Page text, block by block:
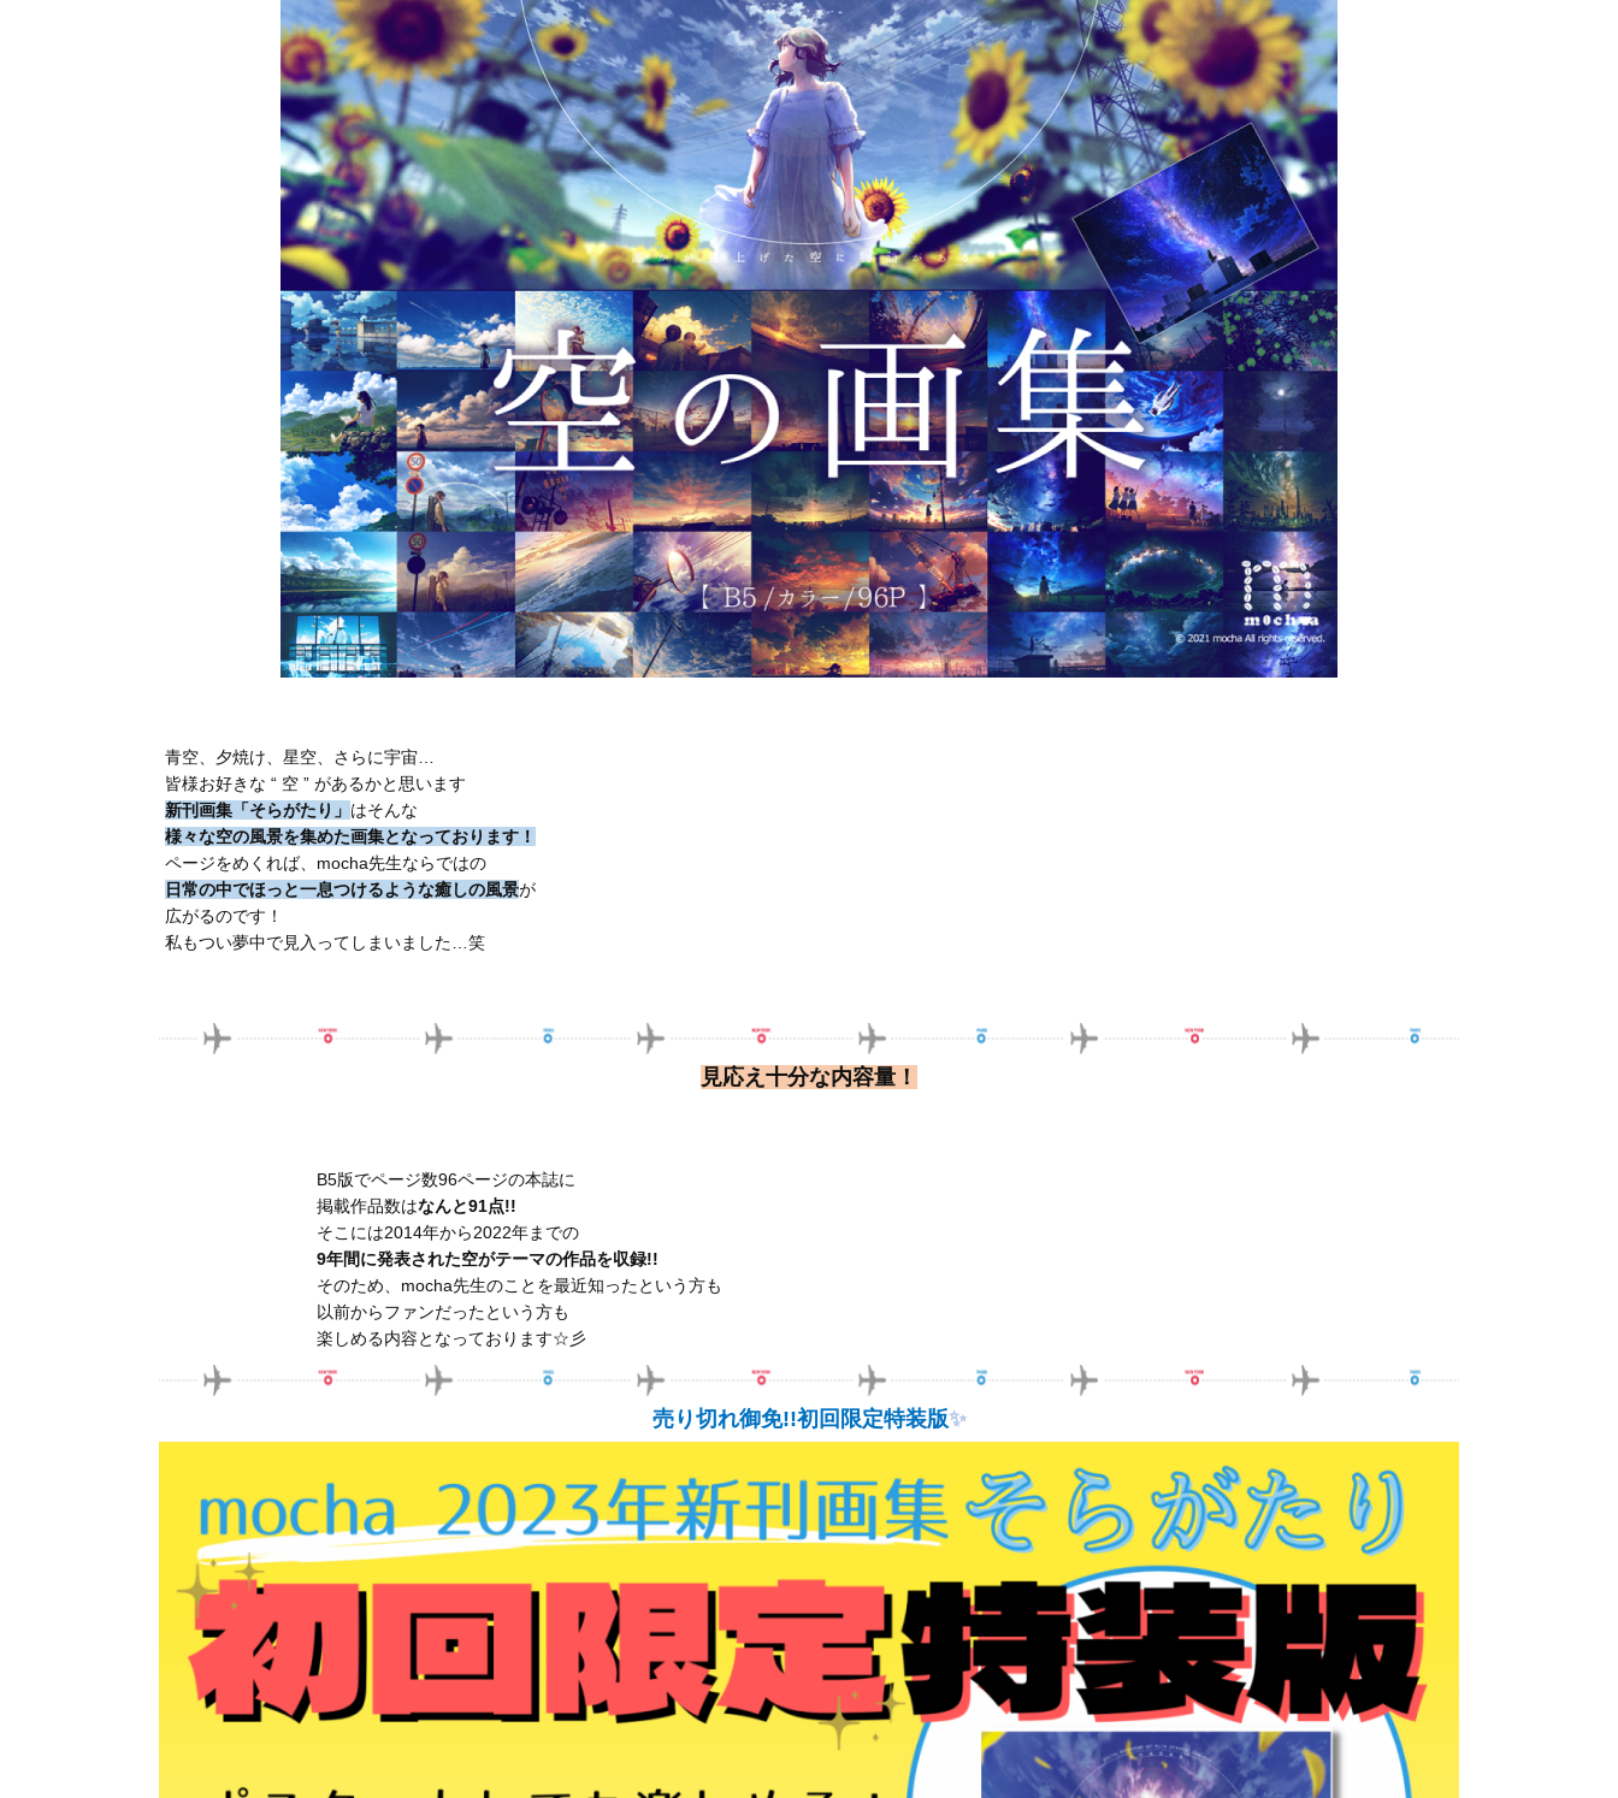
青空、夕焼け、星空、さらに宇宙…
皆様お好きな “ 空 ” があるかと思います
新刊画集「そらがたり」 はそんな
様々な空の風景を集めた画集となっております！
ページをめくれば、mocha先生ならではの
日常の中でほっと一息つけるような癒しの風景が
広がるのです！
私もつい夢中で見入ってしまいました…笑
見応え十分な内容量！
B5版でページ数96ページの本誌に
掲載作品数はなんと91点!!
そこには2014年から2022年までの
9年間に発表された空がテーマの作品を収録!!
そのため、mocha先生のことを最近知ったという方も
以前からファンだったという方も
楽しめる内容となっております☆彡
売り切れ御免!!初回限定特装版✨